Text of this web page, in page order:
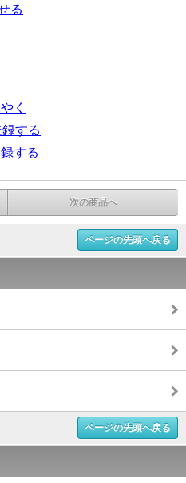
る
く
する
する
次の商品へ
ページの先頭へ戻る
ページの先頭へ戻る